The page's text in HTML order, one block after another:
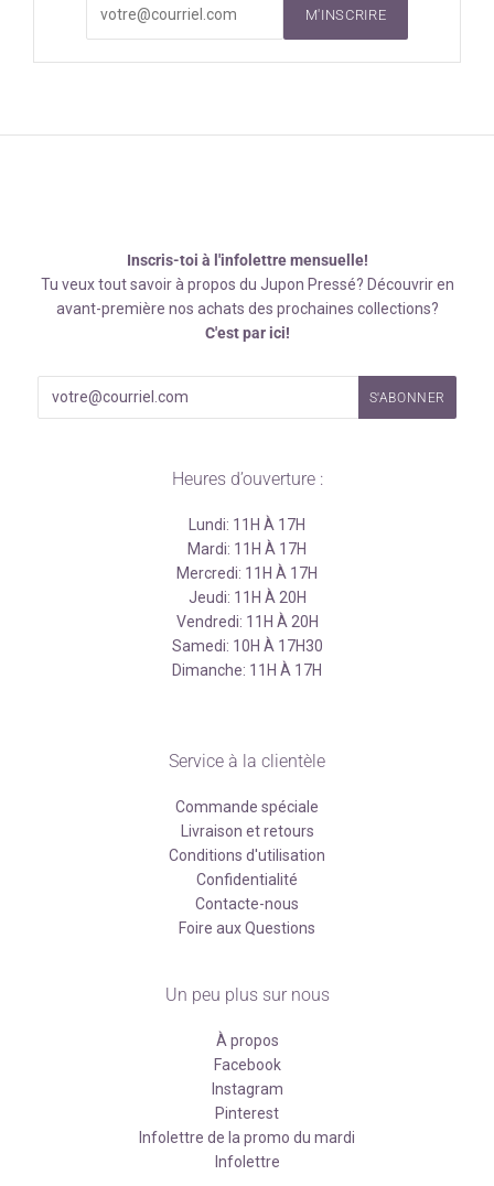
M'INSCRIRE
Inscris-toi à l'infolettre mensuelle!
Tu veux tout savoir à propos du Jupon Pressé? Découvrir en
avant-première nos achats des prochaines collections?
C'est par ici!
Heures d’ouverture :
Lundi: 11H À 17H
Mardi: 11H À 17H
Mercredi: 11H À 17H
Jeudi: 11H À 20H
Vendredi: 11H À 20H
Samedi: 10H À 17H30
Dimanche: 11H À 17H
Service à la clientèle
Commande spéciale
Livraison et retours
Conditions d'utilisation
Confidentialité
Contacte-nous
Foire aux Questions
Un peu plus sur nous
À propos
Facebook
Instagram
Pinterest
Infolettre de la promo du mardi
Infolettre